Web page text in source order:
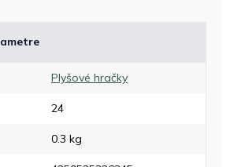
Plyšové hračky
24
0.3 kg